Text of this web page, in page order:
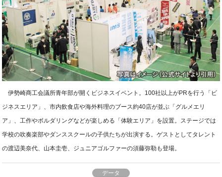
伊勢崎商工会議所青年部が開くビジネスイベント。100社以上がPRを行う「ビ
ジネスエリア」、市内飲食店や海外料理のブース約40店が並ぶ「グルメエリ
ア」、工作やボルダリングなどが楽しめる「体験エリア」を設置。ステージでは
学校の吹奏楽部やダンススクールの子供たちが出演する。ゲストとしてタレント
の渡辺美奈代、山本圭壱、ジュニアゴルファーの須藤弥勒も登場。
データ